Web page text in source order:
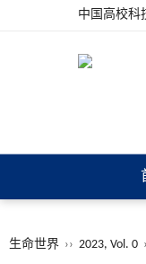
中国高校科
生命世界 ›› 2023, Vol. 0